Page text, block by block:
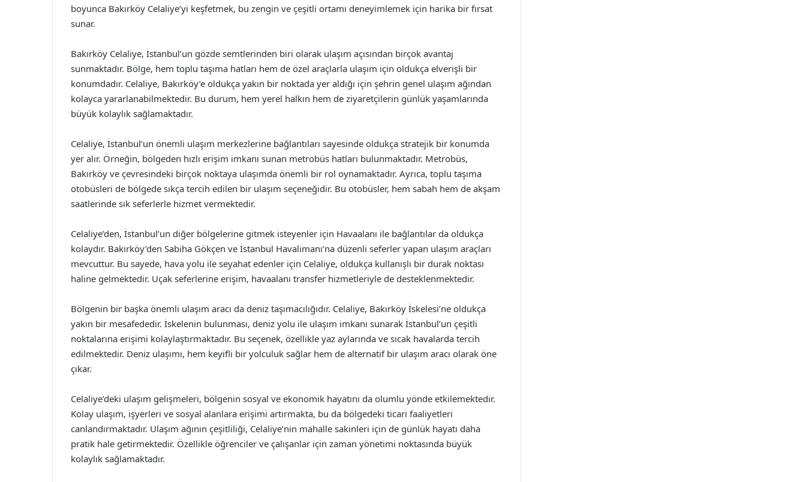
boyunca Bakırköy Celaliye’yi keşfetmek, bu zengin ve çeşitli ortamı deneyimlemek için harika bir fırsat
sunar.
Bakırköy Celaliye, İstanbul’un gözde semtlerinden biri olarak ulaşım açısından birçok avantaj
sunmaktadır. Bölge, hem toplu taşıma hatları hem de özel araçlarla ulaşım için oldukça elverişli bir
konumdadır. Celaliye, Bakırköy’e oldukça yakın bir noktada yer aldığı için şehrin genel ulaşım ağından
kolayca yararlanabilmektedir. Bu durum, hem yerel halkın hem de ziyaretçilerin günlük yaşamlarında
büyük kolaylık sağlamaktadır.
Celaliye, İstanbul’un önemli ulaşım merkezlerine bağlantıları sayesinde oldukça stratejik bir konumda
yer alır. Örneğin, bölgeden hızlı erişim imkanı sunan metrobüs hatları bulunmaktadır. Metrobüs,
Bakırköy ve çevresindeki birçok noktaya ulaşımda önemli bir rol oynamaktadır. Ayrıca, toplu taşıma
otobüsleri de bölgede sıkça tercih edilen bir ulaşım seçeneğidir. Bu otobüsler, hem sabah hem de akşam
saatlerinde sık seferlerle hizmet vermektedir.
Celaliye’den, İstanbul’un diğer bölgelerine gitmek isteyenler için Havaalanı ile bağlantılar da oldukça
kolaydır. Bakırköy’den Sabiha Gökçen ve İstanbul Havalimanı’na düzenli seferler yapan ulaşım araçları
mevcuttur. Bu sayede, hava yolu ile seyahat edenler için Celaliye, oldukça kullanışlı bir durak noktası
haline gelmektedir. Uçak seferlerine erişim, havaalanı transfer hizmetleriyle de desteklenmektedir.
Bölgenin bir başka önemli ulaşım aracı da deniz taşımacılığıdır. Celaliye, Bakırköy İskelesi’ne oldukça
yakın bir mesafededir. İskelenin bulunması, deniz yolu ile ulaşım imkanı sunarak İstanbul’un çeşitli
noktalarına erişimi kolaylaştırmaktadır. Bu seçenek, özellikle yaz aylarında ve sıcak havalarda tercih
edilmektedir. Deniz ulaşımı, hem keyifli bir yolculuk sağlar hem de alternatif bir ulaşım aracı olarak öne
çıkar.
Celaliye’deki ulaşım gelişmeleri, bölgenin sosyal ve ekonomik hayatını da olumlu yönde etkilemektedir.
Kolay ulaşım, işyerleri ve sosyal alanlara erişimi artırmakta, bu da bölgedeki ticari faaliyetleri
canlandırmaktadır. Ulaşım ağının çeşitliliği, Celaliye’nin mahalle sakinleri için de günlük hayatı daha
pratik hale getirmektedir. Özellikle öğrenciler ve çalışanlar için zaman yönetimi noktasında büyük
kolaylık sağlamaktadır.